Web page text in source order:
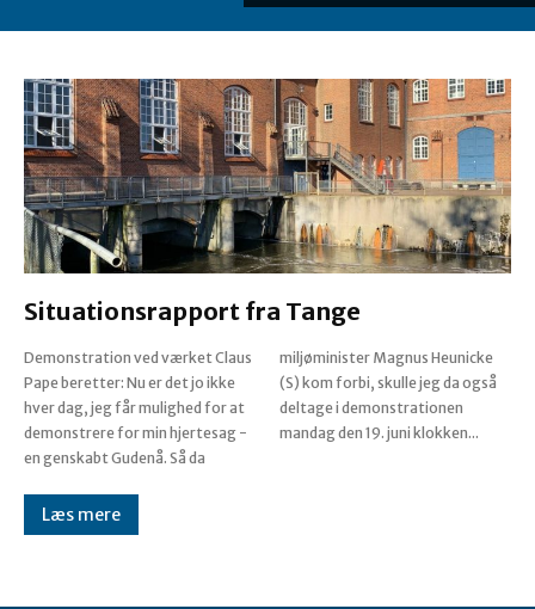
Situationsrapport fra Tange
Demonstration ved værket Claus
Pape beretter: Nu er det jo ikke
hver dag, jeg får mulighed for at
demonstrere for min hjertesag -
en genskabt Gudenå. Så da
miljøminister Magnus Heunicke
(S) kom forbi, skulle jeg da også
deltage i demonstrationen
mandag den 19. juni klokken...
Læs mere